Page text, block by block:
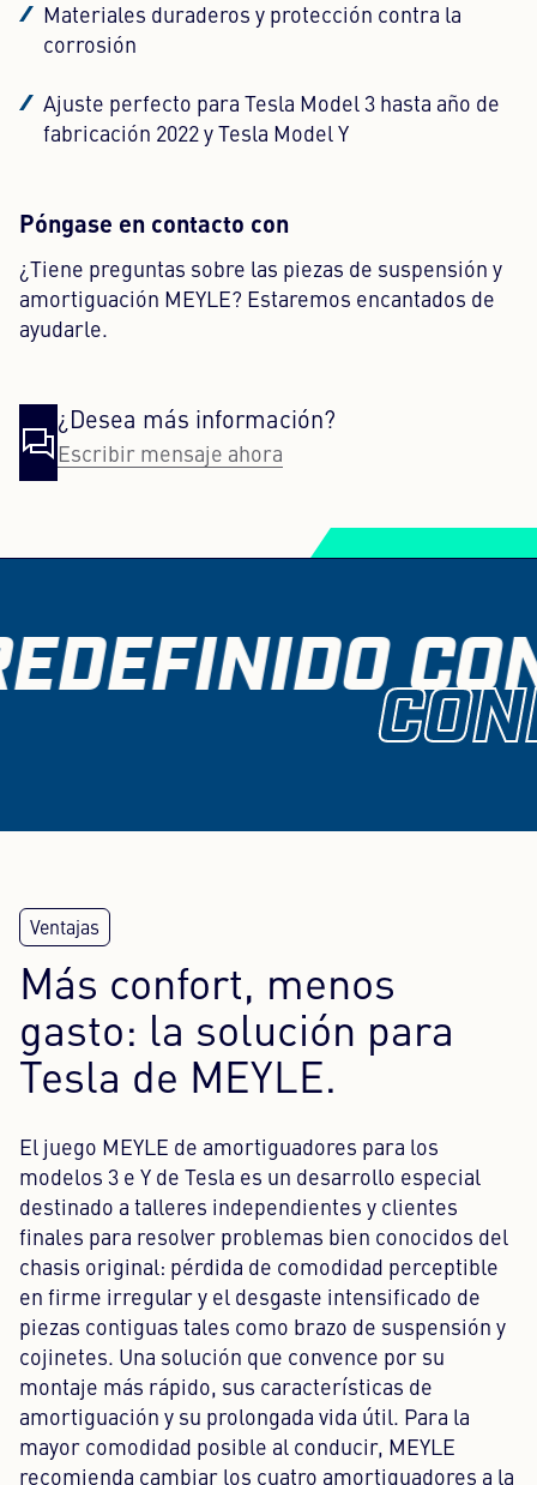
Materiales duraderos y protección contra la
corrosión
Ajuste perfecto para Tesla Model 3 hasta año de
fabricación 2022 y Tesla Model Y
Póngase en contacto con
¿Tiene preguntas sobre las piezas de suspensión y
amortiguación MEYLE? Estaremos encantados de
ayudarle.
¿Desea más información?
Escribir mensaje ahora
Más confort, menos
gasto: la solución para
Tesla de MEYLE.
El juego MEYLE de amortiguadores para los
modelos 3 e Y de Tesla es un desarrollo especial
destinado a talleres independientes y clientes
finales para resolver problemas bien conocidos del
chasis original: pérdida de comodidad perceptible
en firme irregular y el desgaste intensificado de
piezas contiguas tales como brazo de suspensión y
cojinetes. Una solución que convence por su
montaje más rápido, sus características de
amortiguación y su prolongada vida útil. Para la
mayor comodidad posible al conducir, MEYLE
recomienda cambiar los cuatro amortiguadores a la